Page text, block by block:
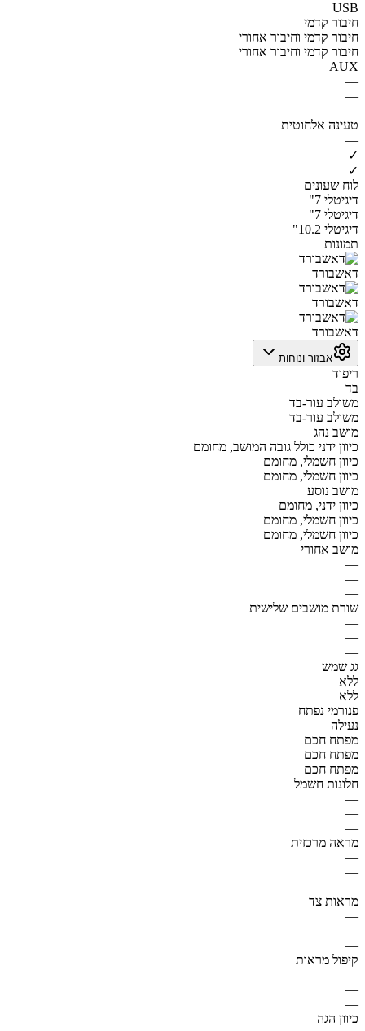
USB
חיבור קדמי
חיבור קדמי וחיבור אחורי
חיבור קדמי וחיבור אחורי
AUX
—
—
—
טעינה אלחוטית
—
✓
✓
לוח שעונים
דיגיטלי 7"
דיגיטלי 7"
דיגיטלי 10.2"
תמונות
דאשבורד
דאשבורד
דאשבורד
אבזור ונוחות
ריפוד
בד
משולב עור-בד
משולב עור-בד
מושב נהג
כיוון ידני כולל גובה המושב, מחומם
כיוון חשמלי, מחומם
כיוון חשמלי, מחומם
מושב נוסע
כיוון ידני, מחומם
כיוון חשמלי, מחומם
כיוון חשמלי, מחומם
מושב אחורי
—
—
—
שורת מושבים שלישית
—
—
—
גג שמש
ללא
ללא
פנורמי נפתח
נעילה
מפתח חכם
מפתח חכם
מפתח חכם
חלונות חשמל
—
—
—
מראה מרכזית
—
—
—
מראות צד
—
—
—
קיפול מראות
—
—
—
כיוון הגה